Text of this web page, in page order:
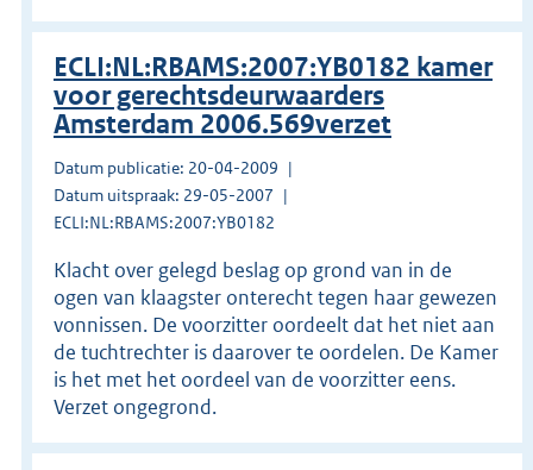
ECLI:NL:RBAMS:2007:YB0182 kamer
voor gerechtsdeurwaarders
Amsterdam 2006.569verzet
Datum publicatie: 20-04-2009
Datum uitspraak: 29-05-2007
ECLI:NL:RBAMS:2007:YB0182
Klacht over gelegd beslag op grond van in de
ogen van klaagster onterecht tegen haar gewezen
vonnissen. De voorzitter oordeelt dat het niet aan
de tuchtrechter is daarover te oordelen. De Kamer
is het met het oordeel van de voorzitter eens.
Verzet ongegrond.